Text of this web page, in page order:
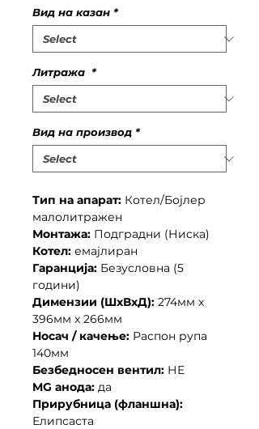
Вид на казан *
Литража *
Вид на производ *
Тип на апарат: Котел/Бојлер
малолитражен
Монтажа: Подградни (Ниска)
Котел: емајлиран
Гаранција: Безусловна (5
години)
Димензии (ШxВxД): 274мм x
396мм x 266мм
Носач / качење: Распон рупа
140мм
Безбедносен вентил: НЕ
MG анода: да
Прирубница (фланшна):
Елипсаста